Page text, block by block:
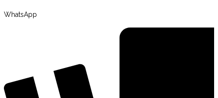
WhatsApp